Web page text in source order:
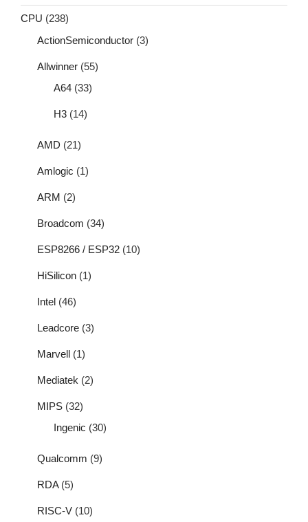
CPU (238)
ActionSemiconductor (3)
Allwinner (55)
A64 (33)
H3 (14)
AMD (21)
Amlogic (1)
ARM (2)
Broadcom (34)
ESP8266 / ESP32 (10)
HiSilicon (1)
Intel (46)
Leadcore (3)
Marvell (1)
Mediatek (2)
MIPS (32)
Ingenic (30)
Qualcomm (9)
RDA(5)
RISC-V (10)